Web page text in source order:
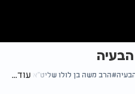
הרב משה בן לולו שליט"א הפוך על
עוד...